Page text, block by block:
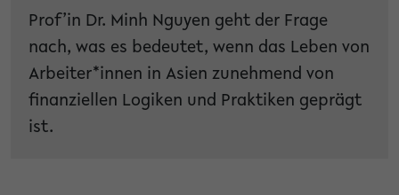
Prof’in Dr. Minh Nguyen geht der Frage
nach, was es bedeutet, wenn das Leben von
Arbeiter*innen in Asien zunehmend von
finanziellen Logiken und Praktiken geprägt
ist.